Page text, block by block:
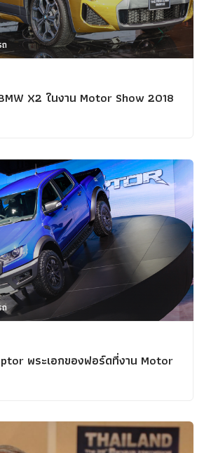
X2 ในงาน Motor Show 2018
พระเอกของฟอร์ดที่งาน Motor